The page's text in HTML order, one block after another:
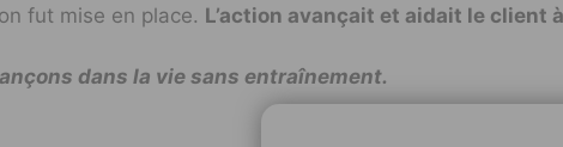
fut mise en place. L’action avançait et aidait le client
dans la vie sans entraînement.